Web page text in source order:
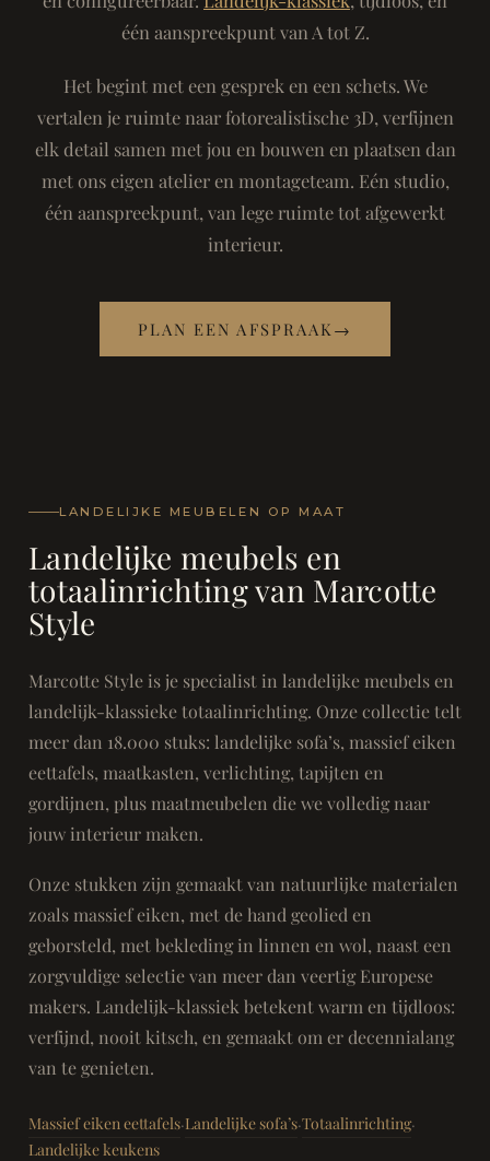
één aanspreekpunt van A tot Z.
Het begint met een gesprek en een schets. We
vertalen je ruimte naar fotorealistische 3D, verfijnen
elk detail samen met jou en bouwen en plaatsen dan
met ons eigen atelier en montageteam. Eén studio,
één aanspreekpunt, van lege ruimte tot afgewerkt
interieur.
PLAN EEN AFSPRAAK →
LANDELIJKE MEUBELEN OP MAAT
Landelijke meubels en
totaalinrichting van Marcotte
Style
Marcotte Style is je specialist in landelijke meubels en
landelijk-klassieke totaalinrichting. Onze collectie telt
meer dan 18.000 stuks: landelijke sofa’s, massief eiken
eettafels, maatkasten, verlichting, tapijten en
gordijnen, plus maatmeubelen die we volledig naar
jouw interieur maken.
Onze stukken zijn gemaakt van natuurlijke materialen
zoals massief eiken, met de hand geolied en
geborsteld, met bekleding in linnen en wol, naast een
zorgvuldige selectie van meer dan veertig Europese
makers. Landelijk-klassiek betekent warm en tijdloos:
verfijnd, nooit kitsch, en gemaakt om er decennialang
van te genieten.
Massief eiken eettafels·Landelijke sofa’s·Totaalinrichting·
Landelijke keukens